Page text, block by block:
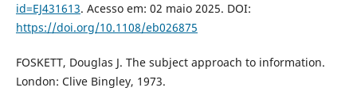
id=EJ431613. Acesso em: 02 maio 2025. DOI:
https://doi.org/10.1108/eb026875
FOSKETT, Douglas J. The subject approach to information.
London: Clive Bingley, 1973.